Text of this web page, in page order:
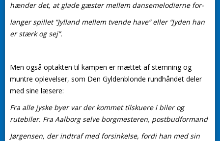
hænder det, at glade gæster mellem dansemelodierne for-
langer spillet ”Jylland mellem tvende have” eller ”Jyden han
er stærk og sej”.
Men også optakten til kampen er mættet af stemning og
muntre oplevelser, som Den Gyldenblonde rundhåndet deler
med sine læsere:
Fra alle jyske byer var der kommet tilskuere i biler og
rutebiler. Fra Aalborg selve borgmesteren, postbudformand
Jørgensen, der indtraf med forsinkelse, fordi han med sin